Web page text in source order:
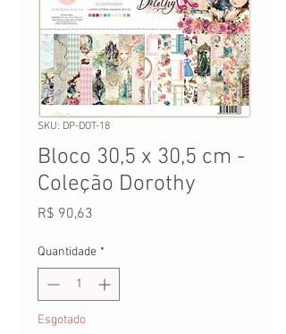
SKU: DP-DOT-18
Bloco 30,5 x 30,5 cm -
Coleção Dorothy
R$ 90,63
Quantidade *
Esgotado